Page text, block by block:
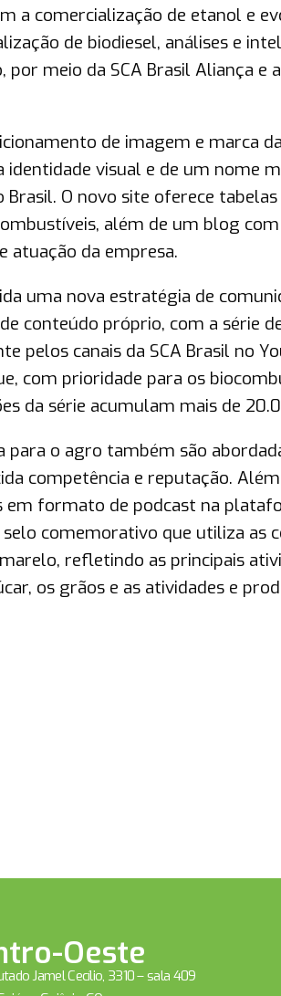
a comercialização de etanol e
de biodiesel, análises e
meio da SCA Brasil Aliança e
de imagem e marca
visual e de um nome
O novo site oferece
além de um blog
atuação da empresa.
uma nova estratégia de
conteúdo próprio, com a série
pelos canais da SCA Brasil no
com prioridade para os
da série acumulam mais de
o agro também são
competência e reputação.
em formato de podcast na
comemorativo que utiliza as
refletindo as principais
os grãos e as atividades e
Oeste
Jamel Cecílio, 3310 – sala 409